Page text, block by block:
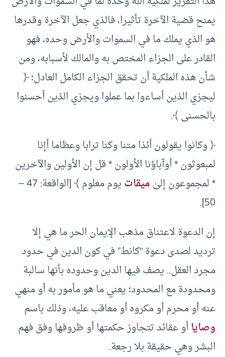
يمنح قضية الآخرة تأثيرا، فالذي جعل الآخرة وقدرها
هو الذي يملك ما في السموات والأرض وحده، فهو
القادر على الجزاء المختص به والمالك لأسبابه، ومن
شأن هذه الملكية أن تحقق الجزاء الكامل العادل؛ ﴿
ليجزي الذين أساءوا بما عملوا ويجزي الذين أحسنوا
بالحسنى ﴾.
﴿ وكانوا يقولون أئذا متنا وكنا ترابا وعظاما أإنا
لمبعوثون * أوآباؤنا الأولون * قل إن الأولين والآخرين
* لمجموعون إلىٰميقات
يوم معلوم ﴾ [الواقعة: 47 –
50].
إن الدعوة لاعتناق مذهب الإيمان الحر ما هي إلا
ترديد لصدى دعوة “كانط” في كون الدين في حدود
مجرد العقل.. يصف فيها الدين وحدوده بأنها سالبة
ومحدودة مع المحدود؛ يعني ما هو مأمور به أو منهي
عنه أو محرم أو مكروه أو معاقب عليه، وذلك باسم
وصاياأو عقائد تتجاوز حكمتها أو ظروفها وفق فهم
البشر وهي حقيقة بلا رجعة.